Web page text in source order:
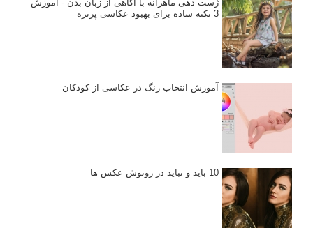
ژست دهی ماهرانه با آگاهی از زبان بدن - آموزش
3 نکته ساده برای بهبود عکاسی پرتره
آموزش انتخاب رنگ در عکاسی از کودکان
10 باید و نباید در روتوش عکس ها